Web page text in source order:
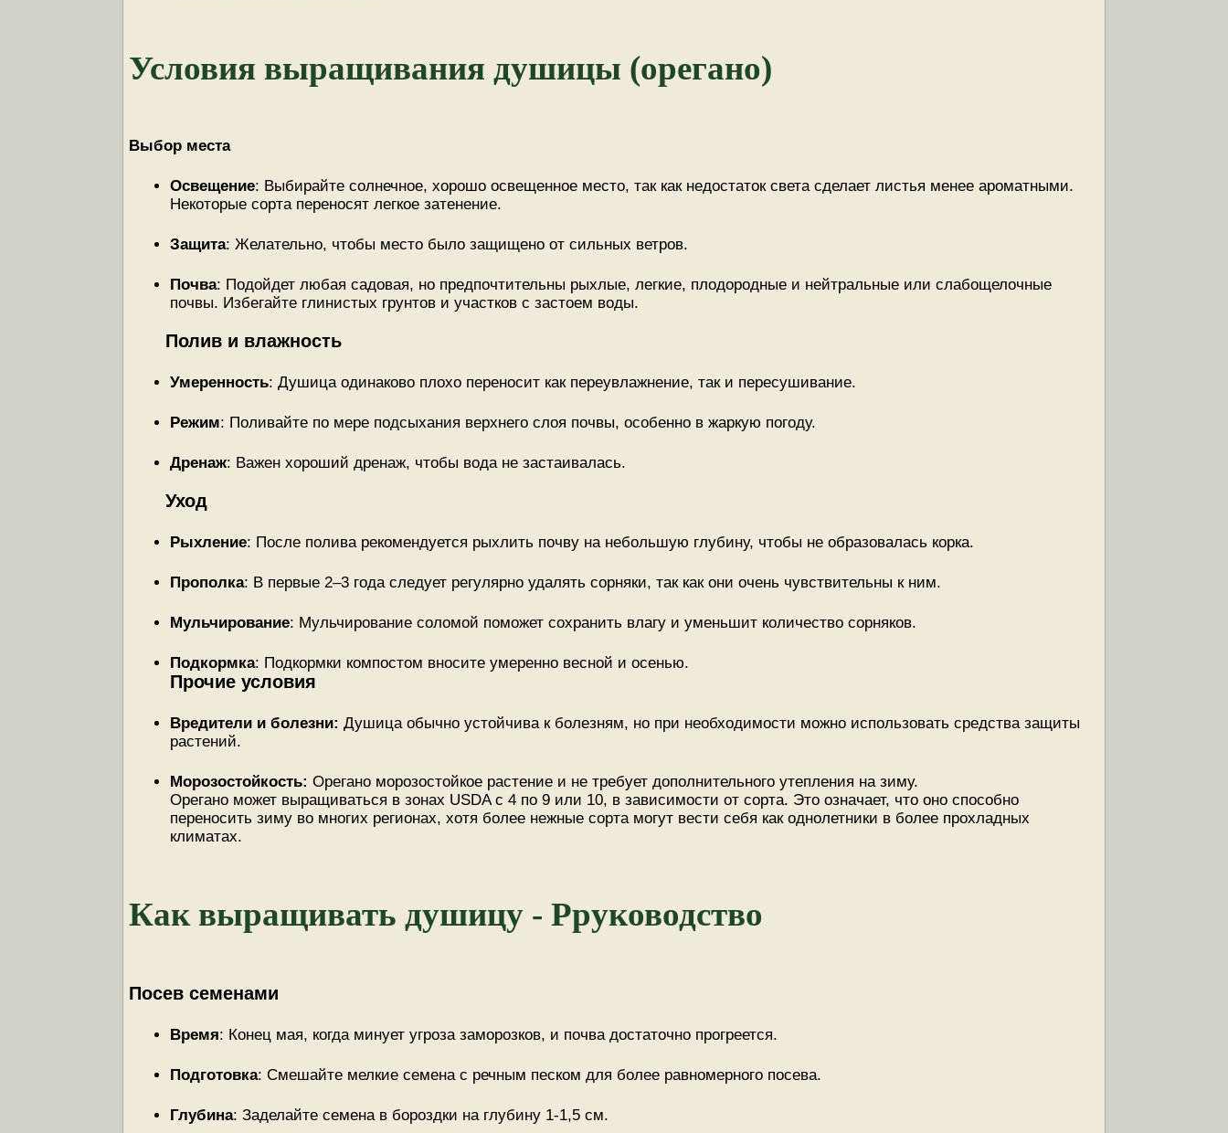
Условия выращивания душицы (орегано)
Выбор места
Освещение: Выбирайте солнечное, хорошо освещенное место, так как недостаток света сделает листья менее ароматными.
Некоторые сорта переносят легкое затенение.
Защита: Желательно, чтобы место было защищено от сильных ветров.
Почва: Подойдет любая садовая, но предпочтительны рыхлые, легкие, плодородные и нейтральные или слабощелочные
почвы. Избегайте глинистых грунтов и участков с застоем воды.
Полив и влажность
Умеренность: Душица одинаково плохо переносит как переувлажнение, так и пересушивание.
Режим: Поливайте по мере подсыхания верхнего слоя почвы, особенно в жаркую погоду.
Дренаж: Важен хороший дренаж, чтобы вода не застаивалась.
Уход
Рыхление: После полива рекомендуется рыхлить почву на небольшую глубину, чтобы не образовалась корка.
Прополка: В первые 2–3 года следует регулярно удалять сорняки, так как они очень чувствительны к ним.
Мульчирование: Мульчирование соломой поможет сохранить влагу и уменьшит количество сорняков.
Подкормка: Подкормки компостом вносите умеренно весной и осенью.
Прочие условия
Вредители и болезни: Душица обычно устойчива к болезням, но при необходимости можно использовать средства защиты
растений.
Морозостойкость: Орегано морозостойкое растение и не требует дополнительного утепления на зиму.
Орегано может выращиваться в зонах USDA с 4 по 9 или 10, в зависимости от сорта. Это означает, что оно способно
переносить зиму во многих регионах, хотя более нежные сорта могут вести себя как однолетники в более прохладных
климатах.
Как выращивать душицу - Рруководство
Посев семенами
Время: Конец мая, когда минует угроза заморозков, и почва достаточно прогреется.
Подготовка: Смешайте мелкие семена с речным песком для более равномерного посева.
Глубина: Заделайте семена в бороздки на глубину 1-1,5 см.